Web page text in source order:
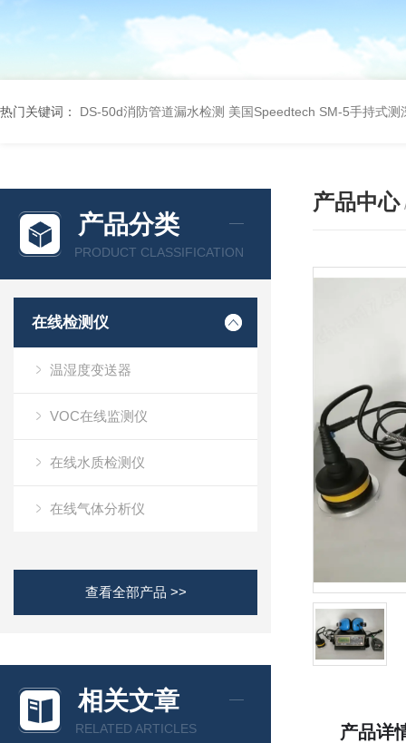
热门关键词： DS-50d消防管道漏水检测 美国Speedtech SM-5手持式测
产品分类
PRODUCT CLASSIFICATION
在线检测仪
温湿度变送器
VOC在线监测仪
在线水质检测仪
在线气体分析仪
查看全部产品 >>
相关文章
RELATED ARTICLES
产品中心
产品详